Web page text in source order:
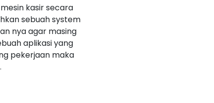
kasir secara
sebuah system
nya agar masing
aplikasi yang
pekerjaan maka